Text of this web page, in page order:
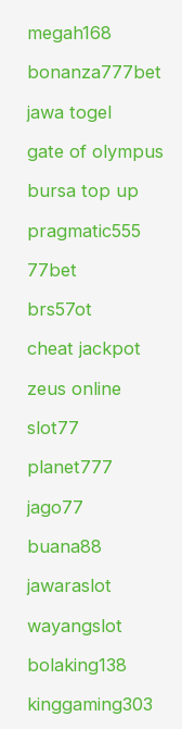
megah168
bonanza777bet
jawa togel
gate of olympus
bursa top up
pragmatic555
77bet
brs57ot
cheat jackpot
zeus online
slot77
planet777
jago77
buana88
jawaraslot
wayangslot
bolaking138
kinggaming303